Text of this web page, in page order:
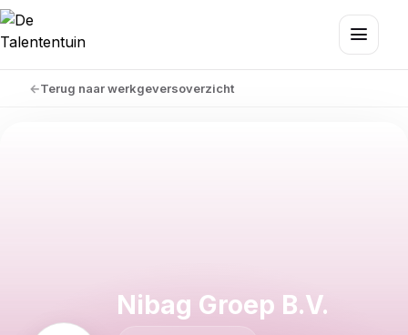
Terug naar werkgeversoverzicht
Nibag Groep B.V.